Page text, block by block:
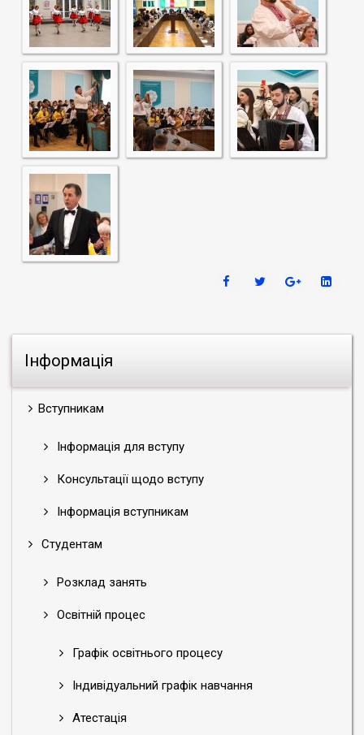
Інформація
Вступникам
Інформація для вступу
Консультації щодо вступу
Інформація вступникам
Студентам
Розклад занять
Освітній процес
Графік освітнього процесу
Індивідуальний графік навчання
Атестація